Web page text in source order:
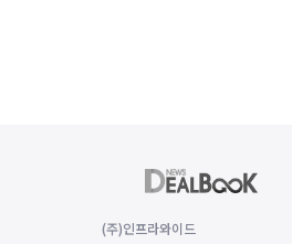
(주)인프라와이드